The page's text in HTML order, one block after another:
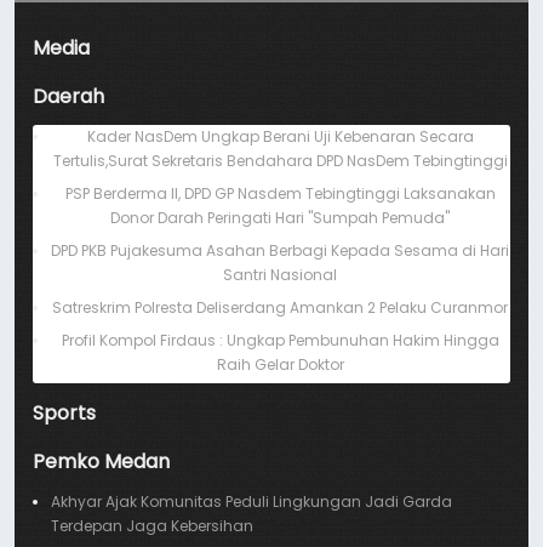
Media
Daerah
Kader NasDem Ungkap Berani Uji Kebenaran Secara
Tertulis,Surat Sekretaris Bendahara DPD NasDem Tebingtinggi
PSP Berderma II, DPD GP Nasdem Tebingtinggi Laksanakan
Donor Darah Peringati Hari "Sumpah Pemuda"
DPD PKB Pujakesuma Asahan Berbagi Kepada Sesama di Hari
Santri Nasional
Satreskrim Polresta Deliserdang Amankan 2 Pelaku Curanmor
Profil Kompol Firdaus : Ungkap Pembunuhan Hakim Hingga
Raih Gelar Doktor
Sports
Pemko Medan
Akhyar Ajak Komunitas Peduli Lingkungan Jadi Garda
Terdepan Jaga Kebersihan